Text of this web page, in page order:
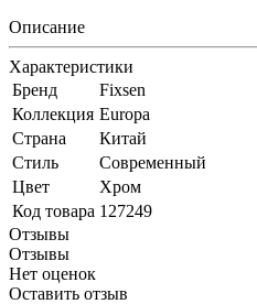
Описание
Характеристики
Бренд
Fixsen
Коллекция Europa
Страна
Китай
Стиль
Современный
Цвет
Хром
Код товара 127249
Отзывы
Отзывы
Нет оценок
Оставить отзыв